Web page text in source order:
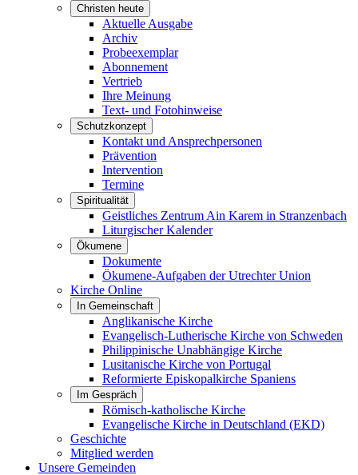
Christen heute
Aktuelle Ausgabe
Archiv
Probeexemplar
Abonnement
Vertrieb
Ihre Meinung
Text- und Fotohinweise
Schutzkonzept
Kontakt und Ansprechpersonen
Prävention
Intervention
Termine
Spiritualität
Geistliches Zentrum Ain Karem in Stranzenbach
Liturgischer Kalender
Ökumene
Dokumente
Ökumene-Aufgaben der Utrechter Union
Kirche Online
In Gemeinschaft
Anglikanische Kirche
Evangelisch-Lutherische Kirche von Schweden
Philippinische Unabhängige Kirche
Lusitanische Kirche von Portugal
Reformierte Episkopalkirche Spaniens
Im Gespräch
Römisch-katholische Kirche
Evangelische Kirche in Deutschland (EKD)
Geschichte
Mitglied werden
Unsere Gemeinden